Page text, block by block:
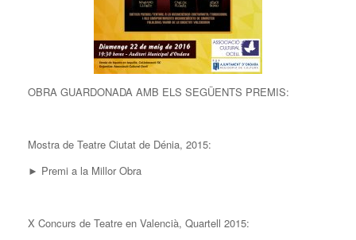
OBRA GUARDONADA AMB ELS SEGÜENTS PREMIS:
Mostra de Teatre Ciutat de Dénia, 2015:
► Premi a la Millor Obra
X Concurs de Teatre en Valencià, Quartell 2015: